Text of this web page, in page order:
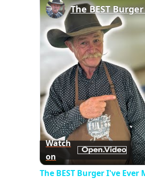
Watch
on
The BEST Burger I've